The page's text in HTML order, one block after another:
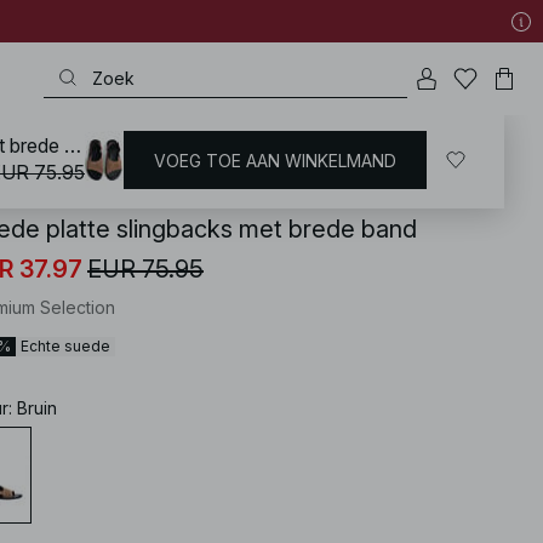
/ Schoenen / Leren schoenen
platte slingbacks met brede band
37.97 EUR 75.95
Selection
Echte suede
: Bruin
Suede platte slingbacks met brede band
75.95 VOEG TOE AAN WINKELMAND